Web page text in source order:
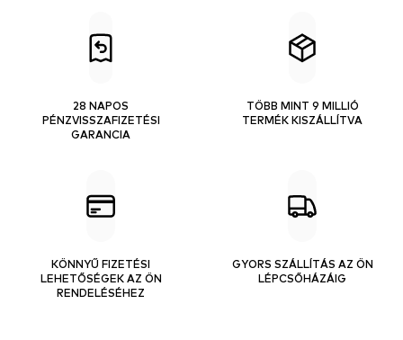
28 NAPOS
PÉNZVISSZAFIZETÉSI
GARANCIA
TÖBB MINT 9 MILLIÓ
TERMÉK KISZÁLLÍTVA
KÖNNYŰ FIZETÉSI
LEHETŐSÉGEK AZ ÖN
RENDELÉSÉHEZ
GYORS SZÁLLÍTÁS AZ ÖN
LÉPCSŐHÁZÁIG